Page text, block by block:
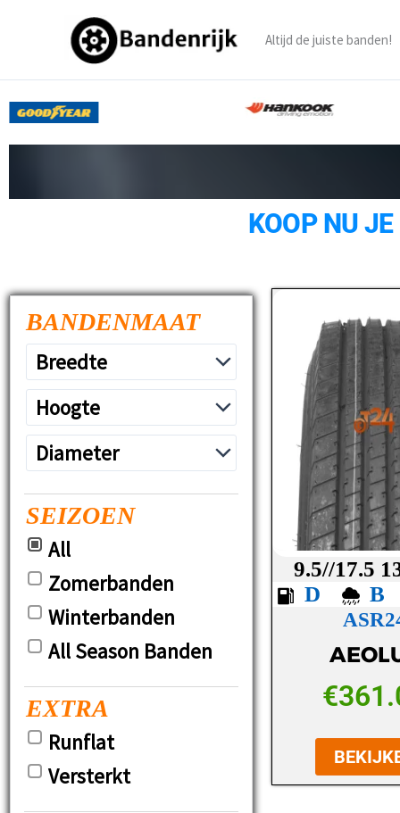
inhoud
Altijd de juiste banden!
KOOP NU
BANDENMAAT
SEIZOEN
All
Zomerbanden
Winterbanden
All Season Banden
EXTRA
Runflat
Versterkt
9.5//17.5
D
B
€